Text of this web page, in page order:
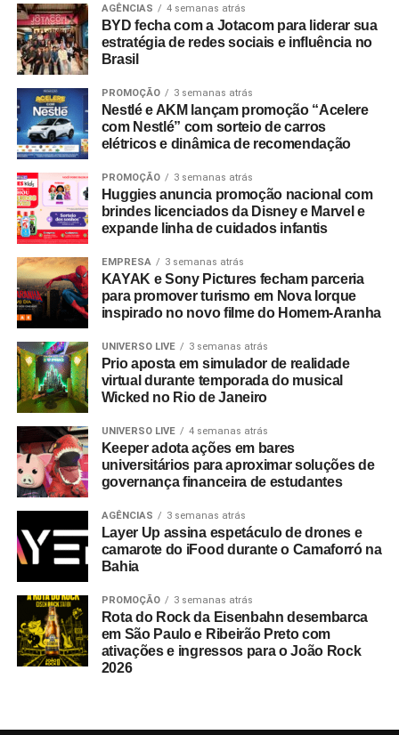
longo prazo com o mercado”, pontua Daniel Salguele,
gerente da Torrefação Cooxupé.
A promoção abrange todas as linhas de produtos da
marca em todo o território nacional. Para concorrer aos
prêmios, os consumidores devem cadastrar os
comprovantes fiscais pelo site oficial ou via WhatsApp.
São mais de mil contemplações instantâneas diretas
reveladas no momento do cadastro do produto, além da
distribuição de R$ 10 mil toda semana e o sorteio final de
três automóveis elétricos. “Queríamos que a promoção
fosse muito mais do que um incentivo de compra. Ela
precisava reforçar os atributos da marca, gerar conversa e
manter o Café Evolutto presente na rotina das pessoas. A
combinação entre mecânica simples, premiações
atrativas, comunicação integrada e a chegada do Edu
Guedes nos permite manter a marca presente na rotina
do consumidor durante todo o período da campanha”,
conclui Hugo Furlan, coordenador de marketing da
Cooxupé.
AGÊNCIAS 4 semanas atrás
BYD fecha com a Jotacom para liderar sua
estratégia de redes sociais e influência no
Brasil
PROMOÇÃO 3 semanas atrás
Nestlé e AKM lançam promoção “Acelere
com Nestlé” com sorteio de carros
elétricos e dinâmica de recomendação
PROMOÇÃO 3 semanas atrás
Huggies anuncia promoção nacional com
brindes licenciados da Disney e Marvel e
expande linha de cuidados infantis
EMPRESA 3 semanas atrás
KAYAK e Sony Pictures fecham parceria
para promover turismo em Nova Iorque
inspirado no novo filme do Homem-Aranha
UNIVERSO LIVE 3 semanas atrás
Prio aposta em simulador de realidade
virtual durante temporada do musical
Wicked no Rio de Janeiro
UNIVERSO LIVE 4 semanas atrás
Keeper adota ações em bares
universitários para aproximar soluções de
governança financeira de estudantes
AGÊNCIAS 3 semanas atrás
Layer Up assina espetáculo de drones e
camarote do iFood durante o Camaforró na
Bahia
PROMOÇÃO 3 semanas atrás
Rota do Rock da Eisenbahn desembarca
em São Paulo e Ribeirão Preto com
ativações e ingressos para o João Rock
2026